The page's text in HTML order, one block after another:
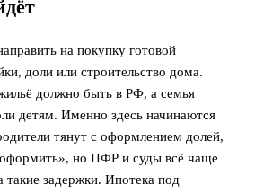
на покупку готовой
доли или строительство дома.
должно быть в РФ, а семья
детям. Именно здесь начинаются
тянут с оформлением долей,
оформить», но ПФР и суды всё чаще
такие задержки. Ипотека под